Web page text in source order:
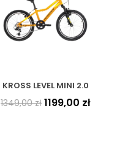
KROSS LEVEL MINI 2.0
1349,00zł 1199,00 zł